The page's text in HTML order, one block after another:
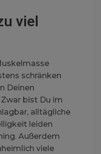
viel
schränken
Deinen
bist Du im
alltägliche
leiden
Außerdem
viele